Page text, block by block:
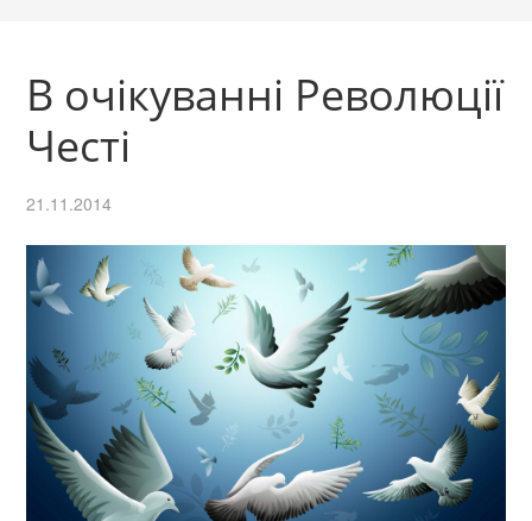
В очікуванні Революції
Честі
21.11.2014